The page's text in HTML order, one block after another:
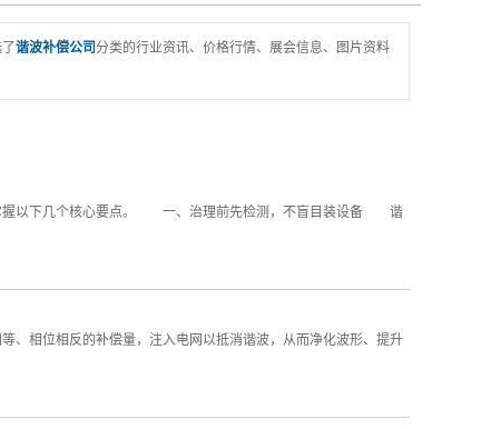
谐波补偿公司分类的行业资讯、价格行情、展会信息、图片资料
掌握以下几个核心要点。 一、治理前先检测，不盲目装设备 谐
相位相反的补偿量，注入电网以抵消谐波，从而净化波形、提升